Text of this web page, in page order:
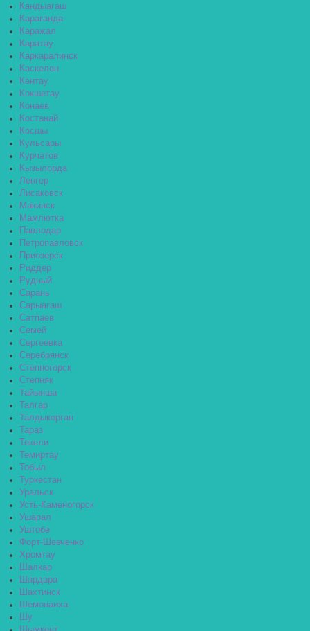
Кандыагаш
Караганда
Каражал
Каратау
Каркаралинск
Каскелен
Кентау
Кокшетау
Конаев
Костанай
Косшы
Кульсары
Курчатов
Кызылорда
Ленгер
Лисаковск
Макинск
Мамлютка
Павлодар
Петропавловск
Приозерск
Риддер
Рудный
Сарань
Сарыагаш
Сатпаев
Семей
Сергеевка
Серебрянск
Степногорск
Степняк
Тайынша
Талгар
Талдыкорган
Тараз
Текели
Темиртау
Тобыл
Туркестан
Уральск
Усть-Каменогорск
Ушарал
Уштобе
Форт-Шевченко
Хромтау
Шалкар
Шардара
Шахтинск
Шемонаиха
Шу